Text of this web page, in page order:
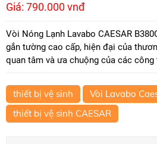
Giá: 790.000 vnđ
Vòi Nóng Lạnh Lavabo CAESAR
gắn tường cao cấp, hiện đại của
quan tâm và ưa chuộng của các công
thiết bị vệ sinh Vòi Lavabo
thiết bị vệ sinh CAESAR